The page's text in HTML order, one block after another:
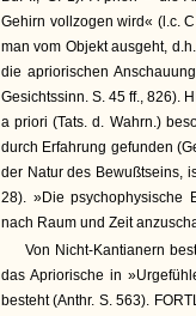
Gehirn vollzogen wird« (l.c.
man vom Objekt ausgeht,
die apriorischen
Gesichtssinn. S. 45 ff., 826).
a priori (Tats. d. Wahrn.)
durch Erfahrung gefunden
der Natur des Bewußtseins,
28). »Die psychophysische
nach Raum und Zeit
Von Nicht-Kantianern
das Apriorische in
besteht (Anthr. S. 563).